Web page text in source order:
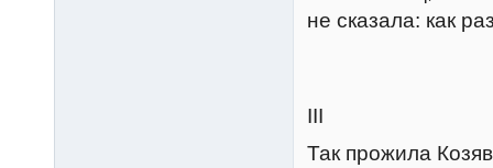
не сказала: как
III
Так прожила